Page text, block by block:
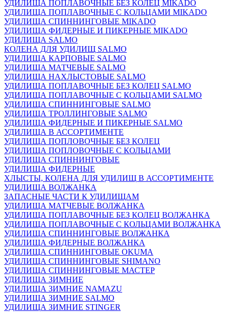
УДИЛИЩА ПОПЛАВОЧНЫЕ БЕЗ КОЛЕЦ MIKADO
УДИЛИЩА ПОПЛАВОЧНЫЕ С КОЛЬЦАМИ MIKADO
УДИЛИЩА СПИННИНГОВЫЕ MIKADO
УДИЛИЩА ФИДЕРНЫЕ И ПИКЕРНЫЕ MIKADO
УДИЛИЩА SALMO
КОЛЕНА ДЛЯ УДИЛИЩ SALMO
УДИЛИЩА КАРПОВЫЕ SALMO
УДИЛИЩА МАТЧЕВЫЕ SALMO
УДИЛИЩА НАХЛЫСТОВЫЕ SALMO
УДИЛИЩА ПОПЛАВОЧНЫЕ БЕЗ КОЛЕЦ SALMO
УДИЛИЩА ПОПЛАВОЧНЫЕ С КОЛЬЦАМИ SALMO
УДИЛИЩА СПИННИНГОВЫЕ SALMO
УДИЛИЩА ТРОЛЛИНГОВЫЕ SALMO
УДИЛИЩА ФИДЕРНЫЕ И ПИКЕРНЫЕ SALMO
УДИЛИЩА В АССОРТИМЕНТЕ
УДИЛИЩА ПОПЛОВОЧНЫЕ БЕЗ КОЛЕЦ
УДИЛИЩА ПОПЛОВОЧНЫЕ С КОЛЬЦАМИ
УДИЛИЩА СПИННИНГОВЫЕ
УДИЛИЩА ФИДЕРНЫЕ
ХЛЫСТЫ, КОЛЕНА ДЛЯ УДИЛИЩ В АССОРТИМЕНТЕ
УДИЛИЩА ВОЛЖАНКА
ЗАПАСНЫЕ ЧАСТИ К УДИЛИЩАМ
УДИЛИЩА МАТЧЕВЫЕ ВОЛЖАНКА
УДИЛИЩА ПОПЛАВОЧНЫЕ БЕЗ КОЛЕЦ ВОЛЖАНКА
УДИЛИЩА ПОПЛАВОЧНЫЕ С КОЛЬЦАМИ ВОЛЖАНКА
УДИЛИЩА СПИННИНГОВЫЕ ВОЛЖАНКА
УДИЛИЩА ФИДЕРНЫЕ ВОЛЖАНКА
УДИЛИЩА СПИННИНГОВЫЕ OKUMA
УДИЛИЩА СПИННИНГОВЫЕ SHIMANO
УДИЛИЩА СПИННИНГОВЫЕ МАСТЕР
УДИЛИЩА ЗИМНИЕ
УДИЛИЩА ЗИМНИЕ NAMAZU
УДИЛИЩА ЗИМНИЕ SALMO
УДИЛИЩА ЗИМНИЕ STINGER